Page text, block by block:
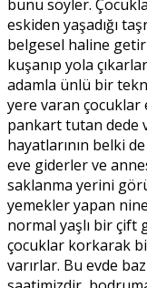
bunu söyler.
eskiden yaşadığı
belgesel haline
kuşanıp yola
adamla ünlü bir
yere varan çocuklar
pankart tutan dede
hayatlarının belki
eve giderler ve
saklanma yerini
yemekler yapan
normal yaşlı bir
çocuklar korkarak
varırlar. Bu evde